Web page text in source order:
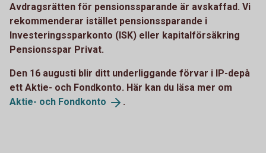
Avdragsrätten för pensionssparande är avskaffad. Vi
rekommenderar istället pensionssparande i
Investeringssparkonto (ISK) eller kapitalförsäkring
Pensionsspar Privat.
Den 16 augusti blir ditt underliggande förvar i IP-depå
ett Aktie- och Fondkonto. Här kan du läsa mer om
Aktie- och Fondkonto .